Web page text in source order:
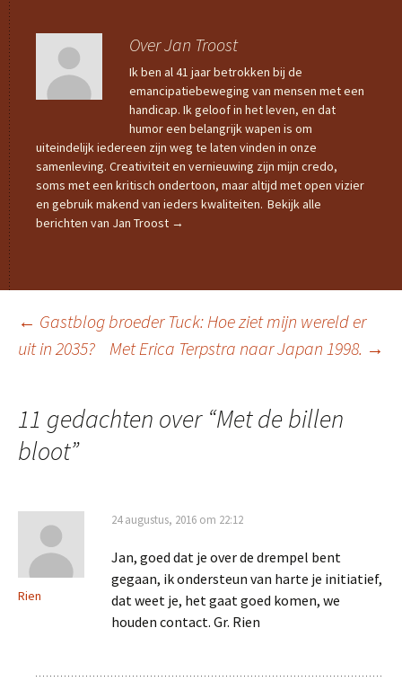
Over Jan Troost
Ik ben al 41 jaar betrokken bij de
emancipatiebeweging van mensen met een
handicap. Ik geloof in het leven, en dat
humor een belangrijk wapen is om
uiteindelijk iedereen zijn weg te laten vinden in onze
samenleving. Creativiteit en vernieuwing zijn mijn credo,
soms met een kritisch ondertoon, maar altijd met open vizier
en gebruik makend van ieders kwaliteiten. Bekijk alle
berichten van Jan Troost →
Berichtnavigatie
← Gastblog broeder Tuck: Hoe ziet mijn wereld er
uit in 2035?
Met Erica Terpstra naar Japan 1998. →
11 gedachten over “Met de billen
bloot”
Rien
24 augustus, 2016 om 22:12
Jan, goed dat je over de drempel bent
gegaan, ik ondersteun van harte je initiatief,
dat weet je, het gaat goed komen, we
houden contact. Gr. Rien